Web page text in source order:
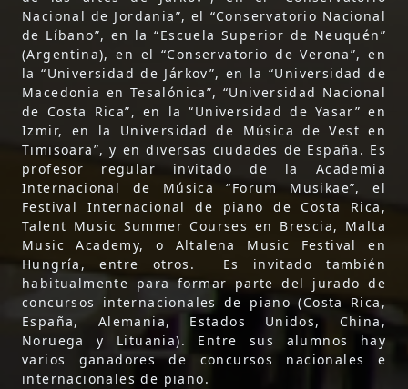
Nacional de Jordania”, el “Conservatorio Nacional
de Líbano”, en la “Escuela Superior de Neuquén”
(Argentina), en el “Conservatorio de Verona”, en
la “Universidad de Járkov”, en la “Universidad de
Macedonia en Tesalónica”, “Universidad Nacional
de Costa Rica”, en la “Universidad de Yasar” en
Izmir, en la Universidad de Música de Vest en
Timisoara”, y en diversas ciudades de España. Es
profesor regular invitado de la Academia
Internacional de Música “Forum Musikae”, el
Festival Internacional de piano de Costa Rica,
Talent Music Summer Courses en Brescia, Malta
Music Academy, o Altalena Music Festival en
Hungría, entre otros. Es invitado también
habitualmente para formar parte del jurado de
concursos internacionales de piano (Costa Rica,
España, Alemania, Estados Unidos, China,
Noruega y Lituania). Entre sus alumnos hay
varios ganadores de concursos nacionales e
internacionales de piano.